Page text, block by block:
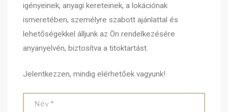
igényeinek, anyagi kereteinek, a lokációnak
ismeretében, személyre szabott ajánlattal és
lehetőségekkel álljunk az Ön rendelkezésére
anyanyelvén, biztosítva a titoktartást.
Jelentkezzen, mindig elérhetőek vagyunk!